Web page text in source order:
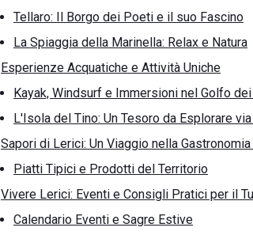
Tellaro: Il Borgo dei Poeti e il suo Fascino
La Spiaggia della Marinella: Relax e Natura
Esperienze Acquatiche e Attività Uniche
Kayak, Windsurf e Immersioni nel Golfo
L'Isola del Tino: Un Tesoro da Esplorare
Sapori di Lerici: Un Viaggio nella
Piatti Tipici e Prodotti del Territorio
Vivere Lerici: Eventi e Consigli Pratici per il
Calendario Eventi e Sagre Estive